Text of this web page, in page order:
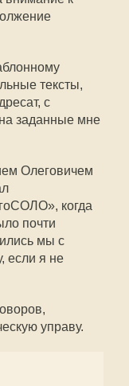
тексты,
с
заданные мне
Олеговичем
когда
почти
мы с
если я не
управу.